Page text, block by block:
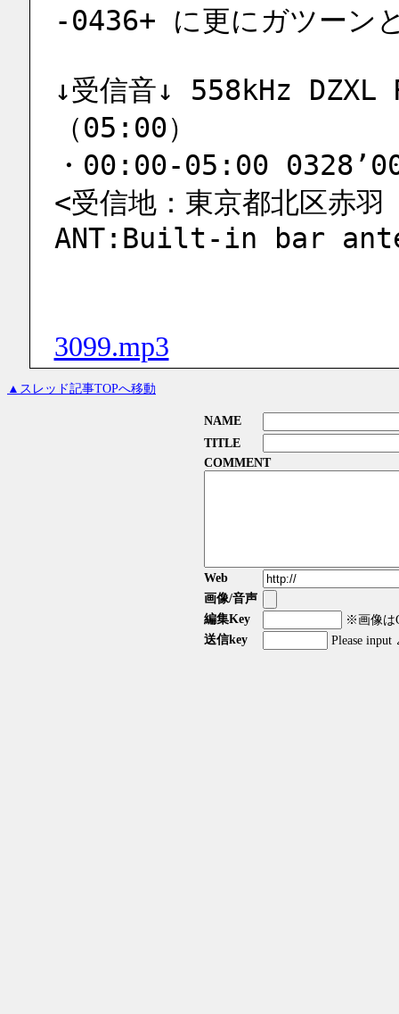
-0436+ に更にガツーン
↓受信音↓ 558kHz
（05:00）
・00:00-05:00
<受信地：東京都北区赤
ANT:Built-in bar
3099.mp3
▲スレッド記事TOPへ移動
NAME
TITLE
COMMENT
Web
画像/音声
編集Key
※画像は
送信key
Please input